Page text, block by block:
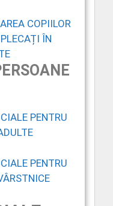
COPIILOR
ÎN
PENTRU
PENTRU